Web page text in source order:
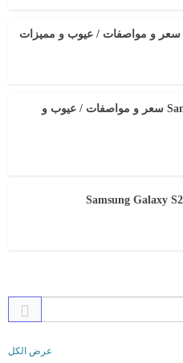
Samsung Galaxy S25 FE سعر و مواصفات / عيوب و
عرض الكل